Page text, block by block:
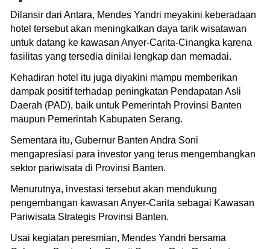
Dilansir dari Antara, Mendes Yandri meyakini keberadaan
hotel tersebut akan meningkatkan daya tarik wisatawan
untuk datang ke kawasan Anyer-Carita-Cinangka karena
fasilitas yang tersedia dinilai lengkap dan memadai.
Kehadiran hotel itu juga diyakini mampu memberikan
dampak positif terhadap peningkatan Pendapatan Asli
Daerah (PAD), baik untuk Pemerintah Provinsi Banten
maupun Pemerintah Kabupaten Serang.
Sementara itu, Gubernur Banten Andra Soni
mengapresiasi para investor yang terus mengembangkan
sektor pariwisata di Provinsi Banten.
Menurutnya, investasi tersebut akan mendukung
pengembangan kawasan Anyer-Carita sebagai Kawasan
Pariwisata Strategis Provinsi Banten.
Usai kegiatan peresmian, Mendes Yandri bersama